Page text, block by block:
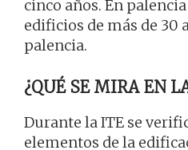
cinco años. En
edificios de más de 30
palencia.
¿QUÉ SE MIRA EN
Durante la ITE se
elementos de la